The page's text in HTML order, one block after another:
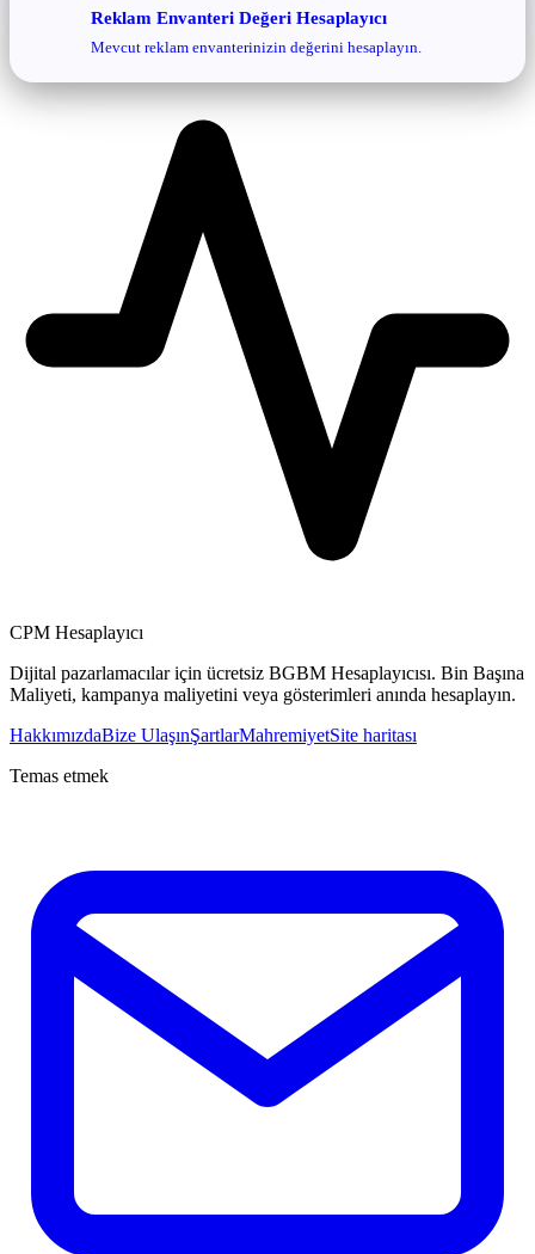
Reklam Envanteri Değeri Hesaplayıcı
Mevcut reklam envanterinizin değerini hesaplayın.
CPM Hesaplayıcı
Dijital pazarlamacılar için ücretsiz BGBM Hesaplayıcısı. Bin Başına
Maliyeti, kampanya maliyetini veya gösterimleri anında hesaplayın.
HakkımızdaBize UlaşınŞartlarMahremiyetSite haritası
Temas etmek